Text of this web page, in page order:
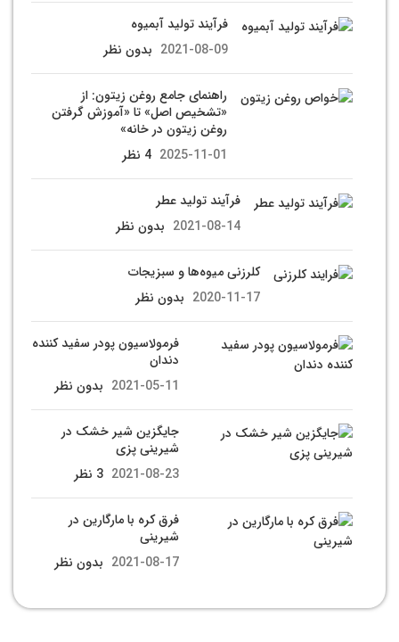
فرآیند تولید آبمیوه
2021-08-09 بدون نظر
راهنمای جامع روغن زیتون: از
«تشخیص اصل» تا «آموزش گرفتن
روغن زیتون در خانه»
2025-11-01 4 نظر
فرآیند تولید عطر
2021-08-14 بدون نظر
کلرزنی میوه‌ها و سبزیجات
2020-11-17 بدون نظر
فرمولاسیون پودر سفید کننده
دندان
2021-05-11 بدون نظر
جایگزین شیر خشک در
شیرینی پزی
2021-08-23 3 نظر
فرق کره با مارگارین در
شیرینی
2021-08-17 بدون نظر